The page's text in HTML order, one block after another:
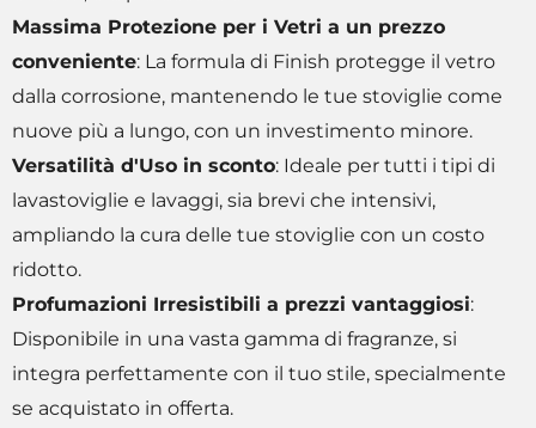
Massima Protezione per i Vetri a un prezzo
conveniente: La formula di Finish protegge il vetro
dalla corrosione, mantenendo le tue stoviglie come
nuove più a lungo, con un investimento minore.
Versatilità d'Uso in sconto: Ideale per tutti i tipi di
lavastoviglie e lavaggi, sia brevi che intensivi,
ampliando la cura delle tue stoviglie con un costo
ridotto.
Profumazioni Irresistibili a prezzi vantaggiosi:
Disponibile in una vasta gamma di fragranze, si
integra perfettamente con il tuo stile, specialmente
se acquistato in offerta.